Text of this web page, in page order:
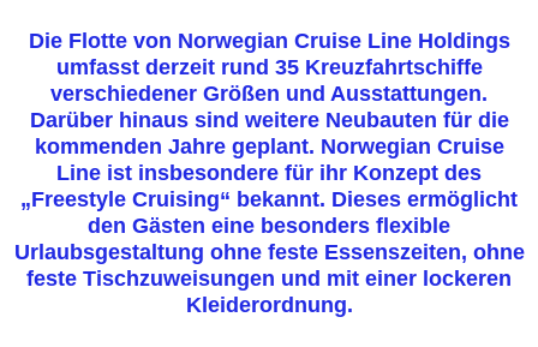
Die Flotte von Norwegian Cruise Line Holdings
umfasst derzeit rund 35 Kreuzfahrtschiffe
verschiedener Größen und Ausstattungen.
Darüber hinaus sind weitere Neubauten für die
kommenden Jahre geplant. Norwegian Cruise
Line ist insbesondere für ihr Konzept des
„Freestyle Cruising“ bekannt. Dieses ermöglicht
den Gästen eine besonders flexible
Urlaubsgestaltung ohne feste Essenszeiten, ohne
feste Tischzuweisungen und mit einer lockeren
Kleiderordnung.